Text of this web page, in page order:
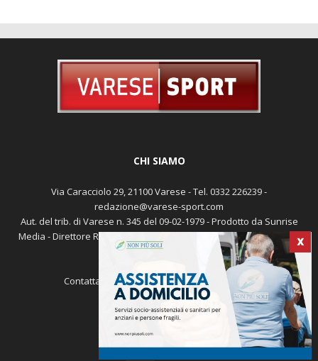
X
CHI SIAMO
Via Caracciolo 29, 21100 Varese - Tel. 0332 226239 -
redazione@varese-sport.com
Aut. del trib. di Varese n. 345 del 09-02-1979 - Prodotto da Sunrise
Media - Direttore Responsabile: Michele Marocco -Cookie policy
Pubblicità
Contattaci: redazione@varese-sport.com
SEGUICI